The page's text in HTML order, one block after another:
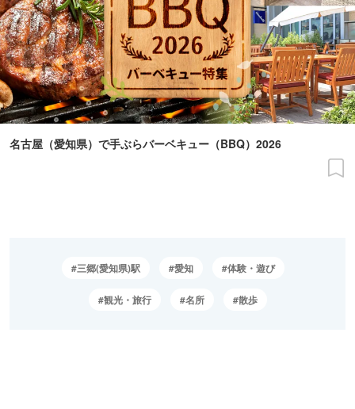
名古屋（愛知県）で手ぶらバーベキュー（BBQ）2026
三郷(愛知県)駅 愛知 体験・遊び
観光・旅行 名所 散歩